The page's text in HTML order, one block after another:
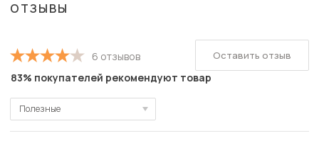
ОТЗЫВЫ
6 отзывов
83% покупателей рекомендуют товар
Полезные
Полезные
Оставить отзыв